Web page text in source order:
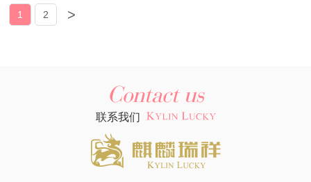
1 2 >
Contact us
联系我们